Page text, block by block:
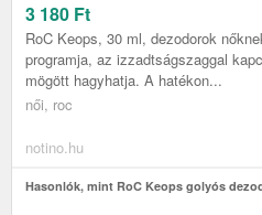
3 180 Ft
RoC Keops, 30 ml, dezodorok
programja, az izzadtságszaggal
mögött hagyhatja. A hatékon...
női, roc
notino.hu
Hasonlók, mint RoC Keops golyós